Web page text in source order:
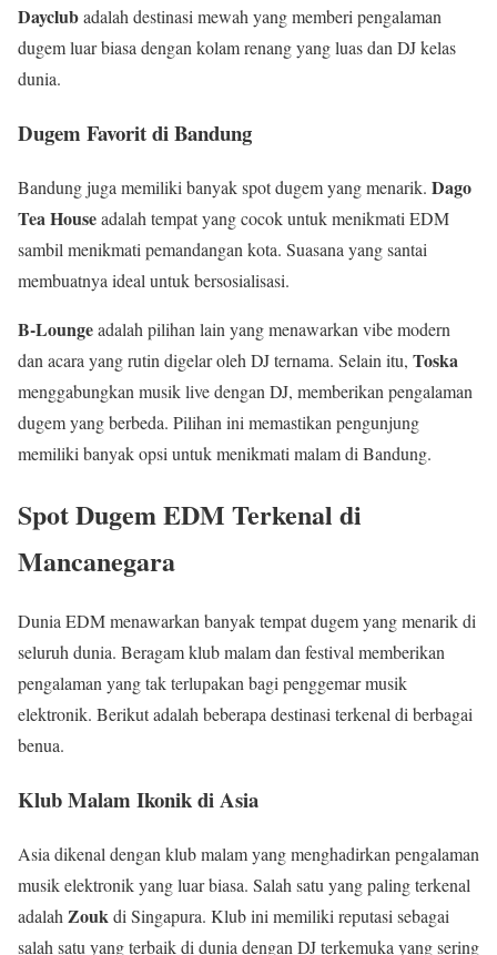
Dayclubadalah destinasi mewah yang memberi pengalaman
dugem luar biasa dengan kolam renang yang luas dan DJ kelas
dunia.
Dugem Favorit di Bandung
Bandung juga memiliki banyak spot dugem yang menarik. Dago
Tea Houseadalah tempat yang cocok untuk menikmati EDM
sambil menikmati pemandangan kota. Suasana yang santai
membuatnya ideal untuk bersosialisasi.
B-Loungeadalah pilihan lain yang menawarkan vibe modern
dan acara yang rutin digelar oleh DJ ternama. Selain itu, Toska
menggabungkan musik live dengan DJ, memberikan pengalaman
dugem yang berbeda. Pilihan ini memastikan pengunjung
memiliki banyak opsi untuk menikmati malam di Bandung.
Spot Dugem EDM Terkenal di
Mancanegara
Dunia EDM menawarkan banyak tempat dugem yang menarik di
seluruh dunia. Beragam klub malam dan festival memberikan
pengalaman yang tak terlupakan bagi penggemar musik
elektronik. Berikut adalah beberapa destinasi terkenal di berbagai
benua.
Klub Malam Ikonik di Asia
Asia dikenal dengan klub malam yang menghadirkan pengalaman
musik elektronik yang luar biasa. Salah satu yang paling terkenal
adalah Zoukdi Singapura. Klub ini memiliki reputasi sebagai
salah satu yang terbaik di dunia dengan DJ terkemuka yang sering